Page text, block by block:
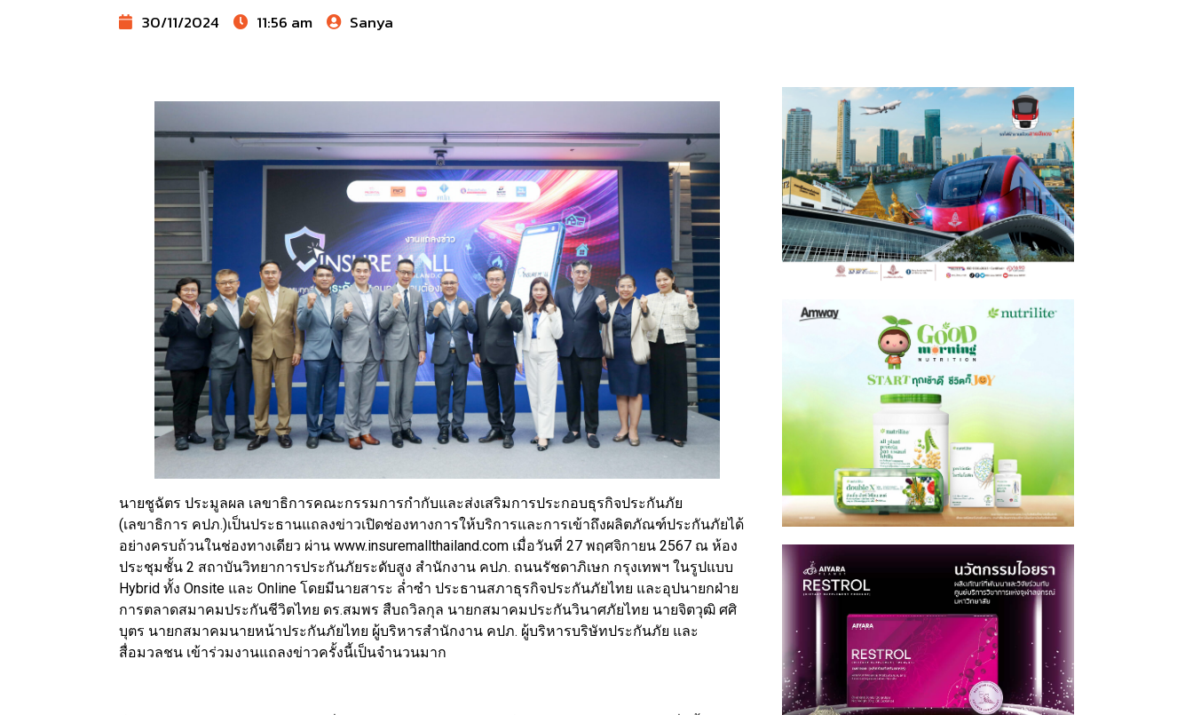
30/11/2024 11:56 am Sanya
นายชูฉัตร ประมูลผล เลขาธิการคณะกรรมการกำกับและส่งเสริมการประกอบธุรกิจประกันภัย
(เลขาธิการ คปภ.)เป็นประธานแถลงข่าวเปิดช่องทางการให้บริการและการเข้าถึงผลิตภัณฑ์ประกันภัยได้
อย่างครบถ้วนในช่องทางเดียว ผ่าน www.insuremallthailand.com เมื่อวันที่ 27 พฤศจิกายน 2567 ณ ห้อง
ประชุมชั้น 2 สถาบันวิทยาการประกันภัยระดับสูง สำนักงาน คปภ. ถนนรัชดาภิเษก กรุงเทพฯ ในรูปแบบ
Hybrid ทั้ง Onsite และ Online โดยมีนายสาระ ล่ำซำ ประธานสภาธุรกิจประกันภัยไทย และอุปนายกฝ่าย
การตลาดสมาคมประกันชีวิตไทย ดร.สมพร สืบถวิลกุล นายกสมาคมประกันวินาศภัยไทย นายจิตวุฒิ ศศิ
บุตร นายกสมาคมนายหน้าประกันภัยไทย ผู้บริหารสำนักงาน คปภ. ผู้บริหารบริษัทประกันภัย และ
สื่อมวลชน เข้าร่วมงานแถลงข่าวครั้งนี้เป็นจำนวนมาก